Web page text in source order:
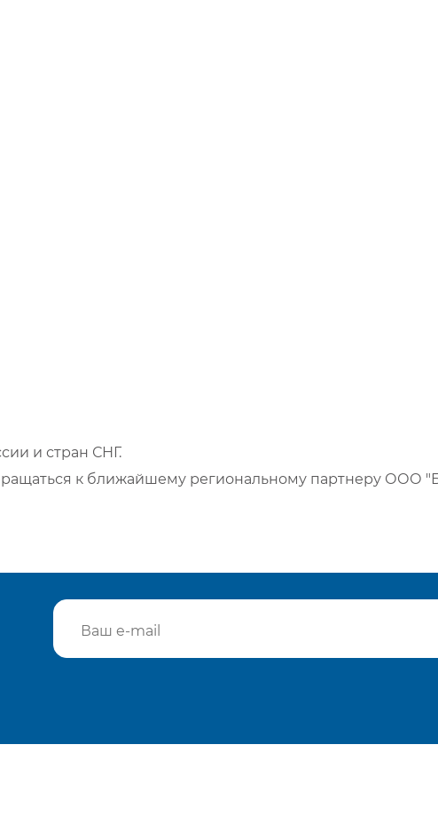
и стран СНГ.
к ближайшему региональному партнеру ООО